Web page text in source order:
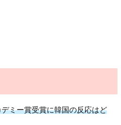
ミー賞受賞に韓国の反応はど